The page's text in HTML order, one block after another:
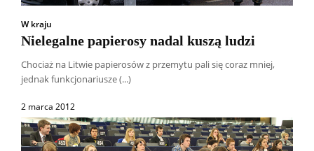
W kraju
Nielegalne papierosy nadal kuszą ludzi
Chociaż na Litwie papierosów z przemytu pali się coraz mniej,
jednak funkcjonariusze (...)
2 marca 2012